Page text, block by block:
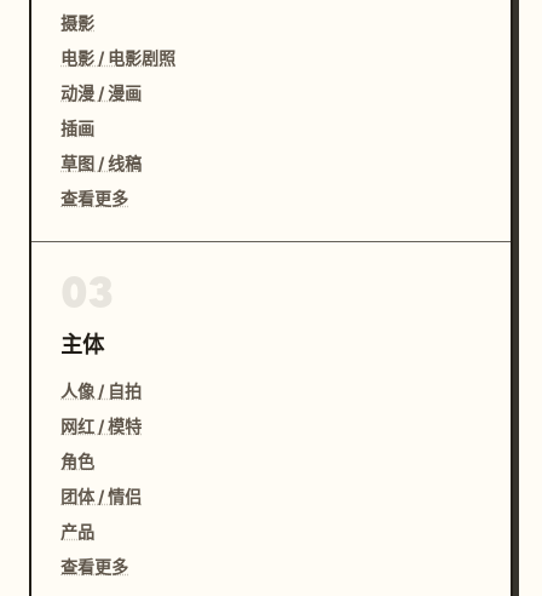
摄影
电影 / 电影剧照
动漫 / 漫画
插画
草图 / 线稿
查看更多
主体
人像 / 自拍
网红 / 模特
角色
团体 / 情侣
产品
查看更多